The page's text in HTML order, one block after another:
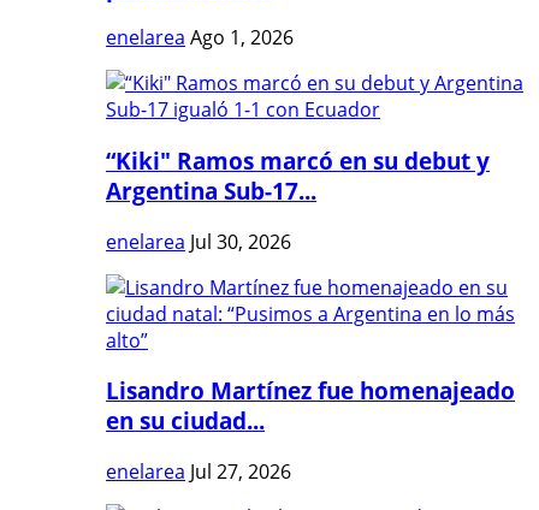
enelarea Ago 1, 2026
“Kiki" Ramos marcó en su debut y
Argentina Sub-17...
enelarea Jul 30, 2026
Lisandro Martínez fue homenajeado
en su ciudad...
enelarea Jul 27, 2026